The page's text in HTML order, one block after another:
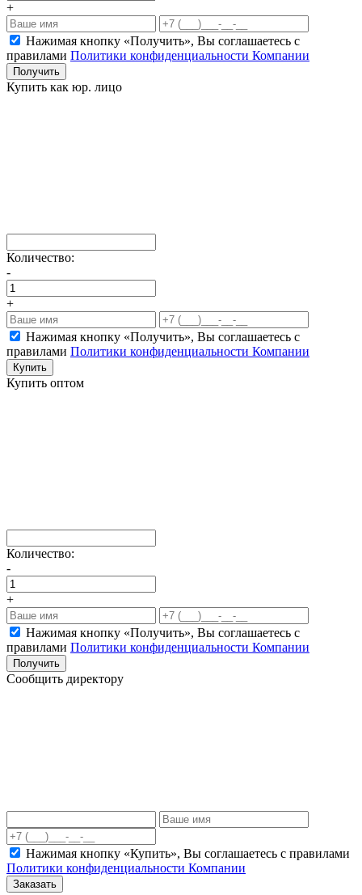
+
Нажимая кнопку «Получить», Вы соглашаетесь c
правилами Политики конфиденциальности Компании
Получить
Купить как юр. лицо
Количество:
-
+
Нажимая кнопку «Получить», Вы соглашаетесь c
правилами Политики конфиденциальности Компании
Купить
Купить оптом
Количество:
-
+
Нажимая кнопку «Получить», Вы соглашаетесь c
правилами Политики конфиденциальности Компании
Получить
Сообщить директору
Нажимая кнопку «Купить», Вы соглашаетесь c правилами
Политики конфиденциальности Компании
Заказать